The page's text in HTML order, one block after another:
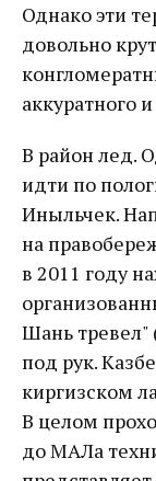
Однако эти
довольно
аккуратного
В район лед.
идти по
Иныльчек.
на
в 2011 году
Шань тревел"
под рук.
киргизском
В целом
до МАЛа